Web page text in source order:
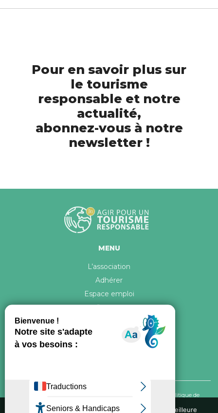
Pour en savoir plus sur
le tourisme
responsable et notre
actualité,
abonnez-vous à notre
newsletter !
MENU
L’association
Adhérer
Espace emploi
Contact
Politique de
confidentialité
Nous utilisons des cookies pour vous garantir la meilleure